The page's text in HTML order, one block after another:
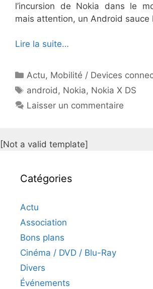
l’incursion de Nokia dans le
mais attention, un Android sauce
Lire la suite…
Catégories
Actu, Mobilité / Devices
Étiquettes
android, Nokia, Nokia X DS
Laisser un commentaire
[Not a valid template]
Catégories
Actu
Association
Bons plans
Cinéma / DVD / Blu-Ray
Divers
Événements